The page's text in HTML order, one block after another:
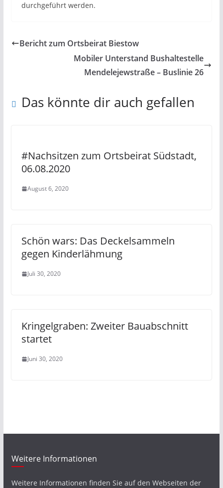
durchgeführt werden.
Bericht zum Ortsbeirat Biestow
Mobiler Unterstand Bushaltestelle
Mendelejewstraße – Buslinie 26
Das könnte dir auch gefallen
#Nachsitzen zum Ortsbeirat Südstadt,
06.08.2020
August 6, 2020
Schön wars: Das Deckelsammeln
gegen Kinderlähmung
Juli 30, 2020
Kringelgraben: Zweiter Bauabschnitt
startet
Juni 30, 2020
Weitere Informationen
Weitere Informationen finden Sie auf den Webseiten der